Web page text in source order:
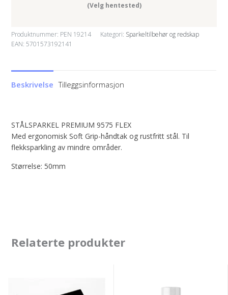
(Velg hentested)
Produktnummer: PEN 19214 Kategori: Sparkeltilbehør og redskap
EAN: 5701573192141
Beskrivelse Tilleggsinformasjon
STÅLSPARKEL PREMIUM 9575 FLEX
Med ergonomisk Soft Grip-håndtak og rustfritt stål. Til
flekksparkling av mindre områder.
Størrelse: 50mm
Relaterte produkter